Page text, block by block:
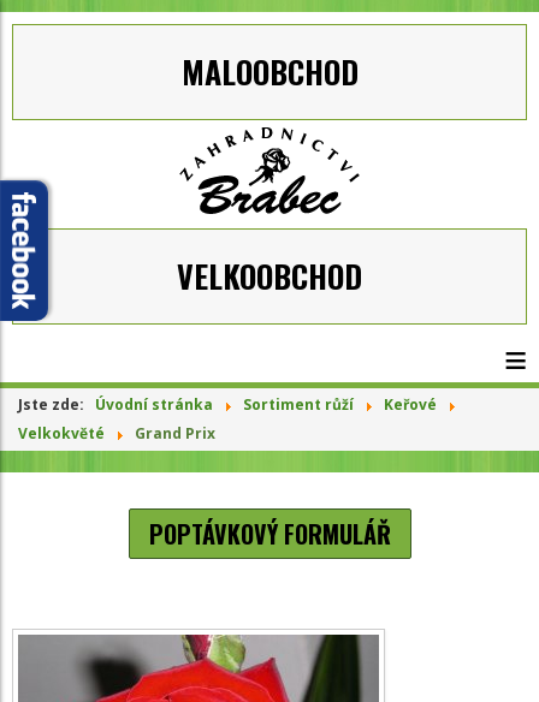
MALOOBCHOD
VELKOOBCHOD
≡
Jste zde: Úvodní stránka Sortiment růží
Keřové
Velkokvěté
Grand Prix
POPTÁVKOVÝ FORMULÁŘ